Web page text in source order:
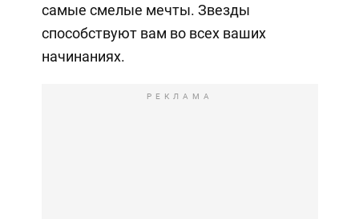
самые смелые мечты. Звезды
способствуют вам во всех ваших
начинаниях.
РЕКЛАМА